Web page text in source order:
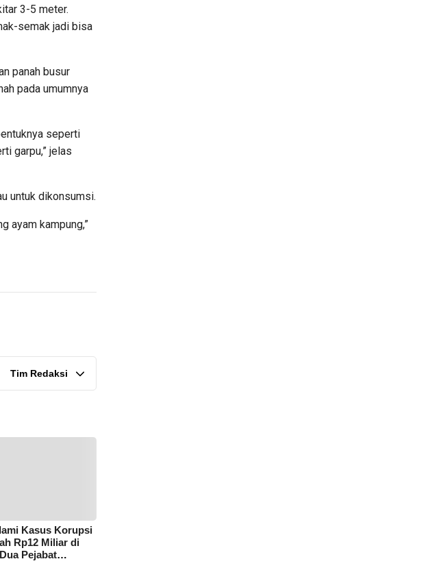
3-5 meter.
semak jadi bisa
panah busur
pada umumnya
seperti
garpu,” jelas
untuk dikonsumsi.
ayam kampung,”
Tim Redaksi
Kasus Korupsi
Rp12 Miliar di
Pejabat